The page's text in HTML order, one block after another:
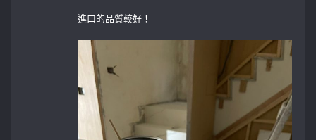
進口的品質較好！